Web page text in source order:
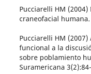
Pucciarelli HM
craneofacial
Pucciarelli HM
funcional a la
sobre poblamiento
Suramericana